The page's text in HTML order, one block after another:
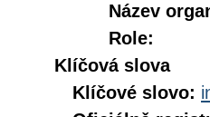
Název
Role:
Klíčová slova
Klíčové slovo: